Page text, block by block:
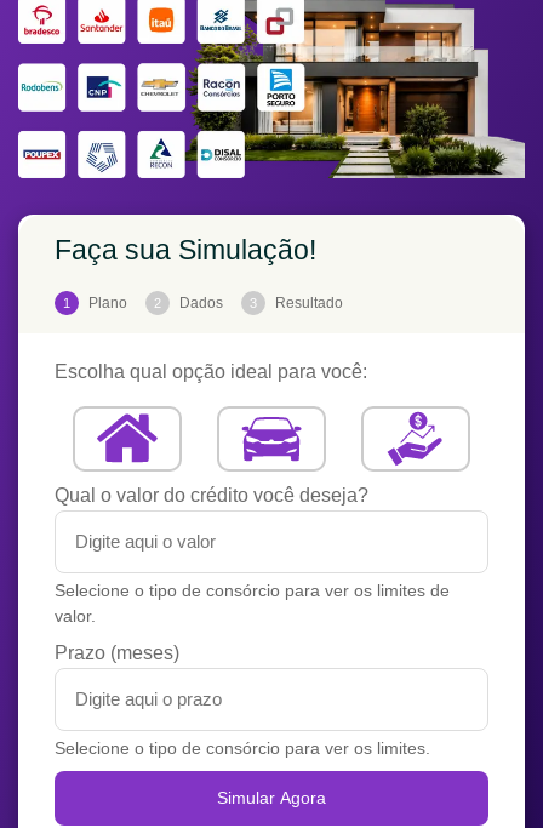
Faça sua Simulação!
1 Plano 2 Dados 3 Resultado
Escolha qual opção ideal para você:
Qual o valor do crédito você deseja?
Selecione o tipo de consórcio para ver os limites de
valor.
Prazo (meses)
Selecione o tipo de consórcio para ver os limites.
Simular Agora